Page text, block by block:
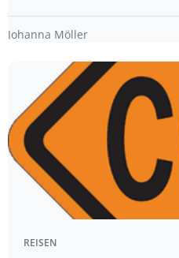
Johanna Möller
REISEN